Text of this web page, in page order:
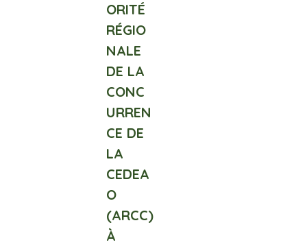
ORITÉ
RÉGIO
NALE
DE LA
CONC
URREN
CE DE
LA
CEDEA
O
(ARCC)
À